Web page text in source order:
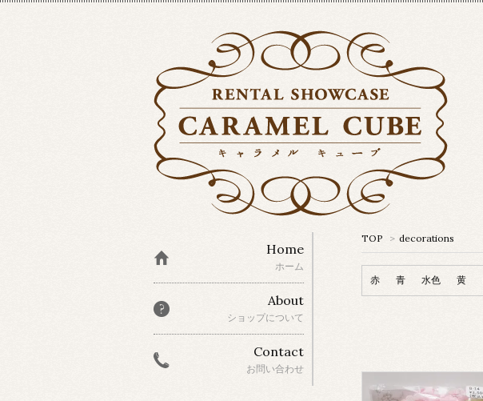
TOP > decorations
赤 青 水色 黄
Home
ホーム
About
ショップについて
Contact
お問い合わせ